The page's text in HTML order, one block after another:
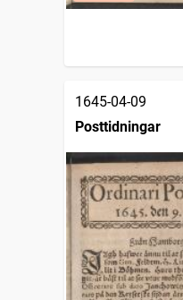
1645-04-09
Posttidningar